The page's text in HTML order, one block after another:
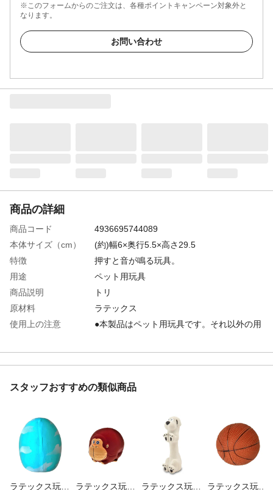
※このフォームからのご注文は、各種ポイントキャンペーン対象外と
なります。
お問い合わせ
商品の詳細
商品コード
4936695744089
本体サイズ（cm）
(約)幅6×奥行5.5×高さ29.5
特徴
押すと音が鳴る玩具。
用途
ペット用玩具
商品説明
トリ
原材料
ラテックス
使用上の注意
●本製品はペット用玩具です。それ以外の用
お手入れ方法
お手入れの際には、洗わずに、固く絞った
生産国
中国
販売者
株式会社カインズ
保管方法
●火気のそばや直射日光の強く当たる場所で
の保管、長時間の利用は避けてください。●
お子様の手の届かないところに保管してく
スタッフおすすめの類似商品